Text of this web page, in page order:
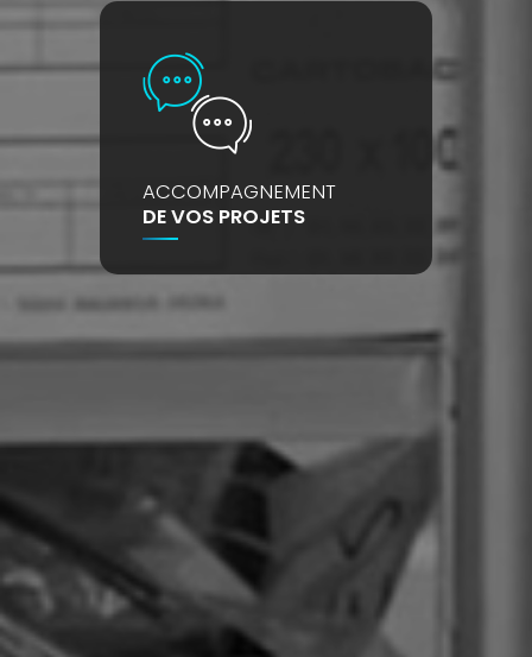
ACCOMPAGNEMENT
DE VOS PROJETS